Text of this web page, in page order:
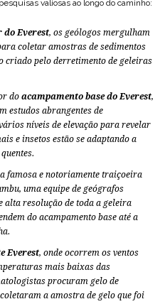
valiosas ao longo do caminho:
do Everest, os geólogos mergulham
coletar amostras de sedimentos
criado pelo derretimento de geleiras
do acampamento base do Everest,
estudos abrangentes de
níveis de elevação para revelar
e insetos estão se adaptando a
famosa e notoriamente traiçoeira
uma equipe de geógrafos
alta resolução de toda a geleira
do acampamento base até a
Everest, onde ocorrem os ventos
mais baixas das
procuram gelo de
a amostra de gelo que foi